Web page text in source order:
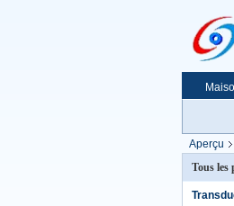
Aperçu
60WTous les